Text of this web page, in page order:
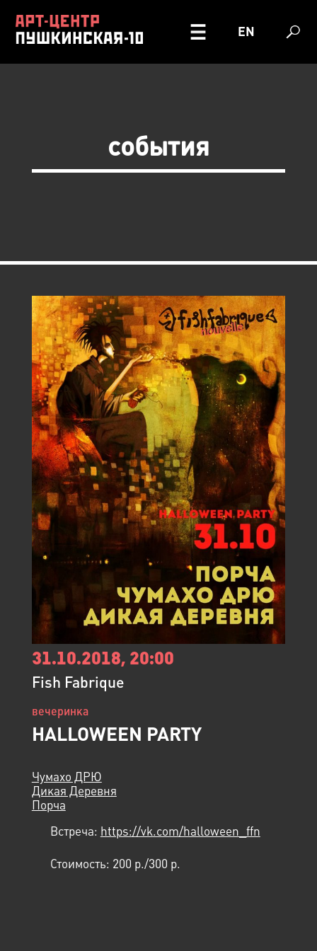
EN
события
31.10.2018, 20:00
Fish Fabrique
вечеринка
HALLOWEEN PARTY
Чумахо ДРЮ
Дикая Деревня
Порча
Встреча: https://vk.com/halloween_ffn
Стоимость: 200 p./300 p.